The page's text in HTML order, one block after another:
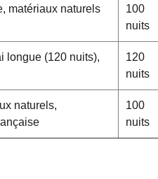
matériaux naturels
100
nuits
longue (120 nuits),
120
nuits
naturels,
100
nuits